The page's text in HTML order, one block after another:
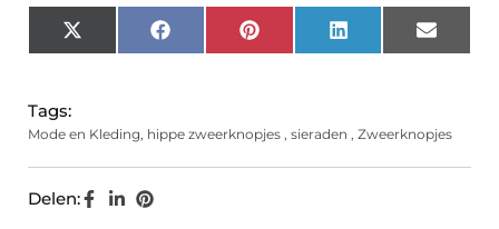
X
(Twitter)
FacebookPinterest LinkedIn Email
Tags:
Mode en Kleding, hippe zweerknopjes , sieraden , Zweerknopjes
Delen: